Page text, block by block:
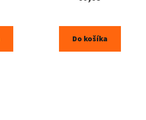
Do košíka